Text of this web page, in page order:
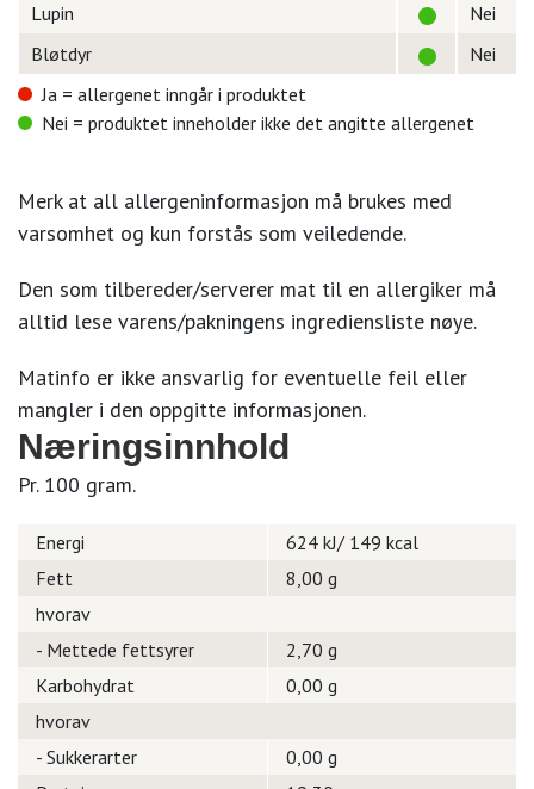
Lupin
Nei
Bløtdyr
Nei
Ja = allergenet inngår i produktet
Nei = produktet inneholder ikke det angitte allergenet
Merk at all allergeninformasjon må brukes med
varsomhet og kun forstås som veiledende.
Den som tilbereder/serverer mat til en allergiker må
alltid lese varens/pakningens ingrediensliste nøye.
Matinfo er ikke ansvarlig for eventuelle feil eller
mangler i den oppgitte informasjonen.
Næringsinnhold
Pr. 100 gram.
Energi
624 kJ/ 149 kcal
Fett
8,00 g
hvorav
- Mettede fettsyrer
2,70 g
Karbohydrat
0,00 g
hvorav
- Sukkerarter
0,00 g